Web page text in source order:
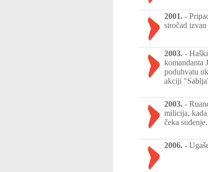
2001. -
siročad
2003. -
komandanta
poduhvatu
akciji
2003. -
milicija,
čeka suđenje.
2006. -